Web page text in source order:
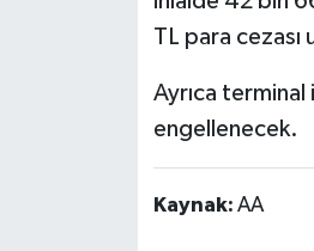
TL para
Ayrıca
engellenecek.
Kaynak: AA